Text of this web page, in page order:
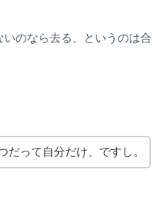
のなら去る、というのは合
だって自分だけ、ですし。